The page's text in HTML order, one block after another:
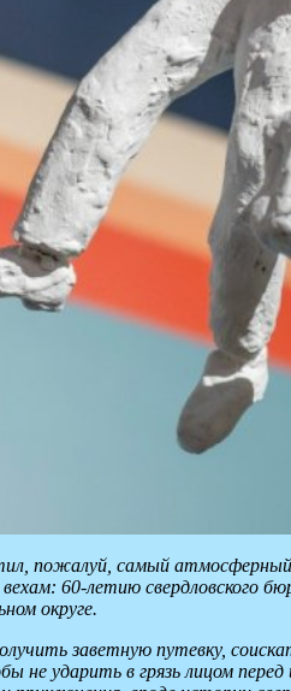
пожалуй, самый
60-летию свердловского
округе.
заветную путевку,
не ударить в грязь лицом